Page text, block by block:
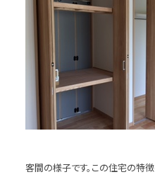
客間の様子です。この住宅の特